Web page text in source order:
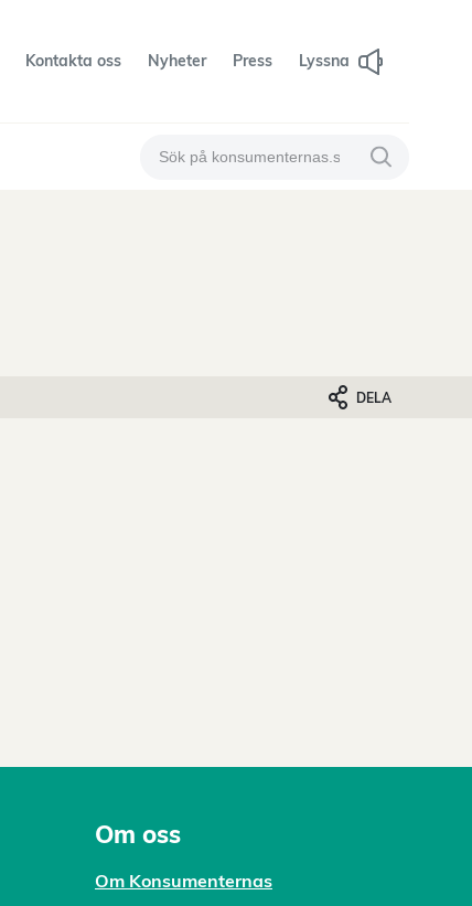
Kontakta oss Nyheter Press Lyssna
Sök på konsumenternas Sök på
DELA
Om oss
Om Konsumenternas